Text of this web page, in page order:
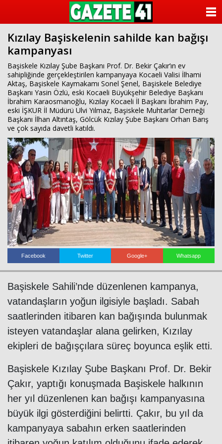
Kızılay Başiskelenin sahilde kan bağışı
kampanyası
Başiskele Kızılay Şube Başkanı Prof. Dr. Bekir Çakır’ın ev
sahipliğinde gerçekleştirilen kampanyaya Kocaeli Valisi İlhami
Aktaş, Başiskele Kaymakamı Sonel Şenel, Başiskele Belediye
Başkanı Yasin Özlü, eski Kocaeli Büyükşehir Belediye Başkanı
İbrahim Karaosmanoğlu, Kızılay Kocaeli İl Başkanı İbrahim Pay,
eski İŞKUR İl Müdürü Ulvi Yılmaz, Başiskele Muhtarlar Derneği
Başkanı İlhan Altıntaş, Gölcük Kızılay Şube Başkanı Orhan Barış
ve çok sayıda davetli katıldı.
Facebook Twitter Google+ Whatsapp
Başiskele Sahili’nde düzenlenen kampanya,
vatandaşların yoğun ilgisiyle başladı. Sabah
saatlerinden itibaren kan bağışında bulunmak
isteyen vatandaşlar alana gelirken, Kızılay
ekipleri de bağışçılara süreç boyunca eşlik etti.
Başiskele Kızılay Şube Başkanı Prof. Dr. Bekir
Çakır, yaptığı konuşmada Başiskele halkının
her yıl düzenlenen kan bağışı kampanyasına
büyük ilgi gösterdiğini belirtti. Çakır, bu yıl da
kampanyaya sabahın erken saatlerinden
KATEGORİLER
ANKETLER
FOTO GALERİ
KÜNYE
İLETİŞİM
Haberin Doğru Adresi.